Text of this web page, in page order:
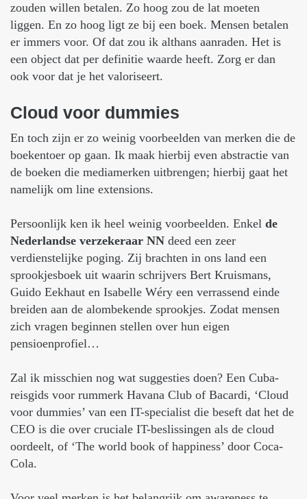
zouden willen betalen. Zo hoog zou de lat moeten
liggen. En zo hoog ligt ze bij een boek. Mensen betalen
er immers voor. Of dat zou ik althans aanraden. Het is
een object dat per definitie waarde heeft. Zorg er dan
ook voor dat je het valoriseert.
Cloud voor dummies
En toch zijn er zo weinig voorbeelden van merken die de
boekentoer op gaan. Ik maak hierbij even abstractie van
de boeken die mediamerken uitbrengen; hierbij gaat het
namelijk om line extensions.
Persoonlijk ken ik heel weinig voorbeelden. Enkel de
Nederlandse verzekeraar NN deed een zeer
verdienstelijke poging. Zij brachten in ons land een
sprookjesboek uit waarin schrijvers Bert Kruismans,
Guido Eekhaut en Isabelle Wéry een verrassend einde
breiden aan de alombekende sprookjes. Zodat mensen
zich vragen beginnen stellen over hun eigen
pensioenprofiel…
Zal ik misschien nog wat suggesties doen? Een Cuba-
reisgids voor rummerk Havana Club of Bacardi, ‘Cloud
voor dummies’ van een IT-specialist die beseft dat het de
CEO is die over cruciale IT-beslissingen als de cloud
oordeelt, of ‘The world book of happiness’ door Coca-
Cola.